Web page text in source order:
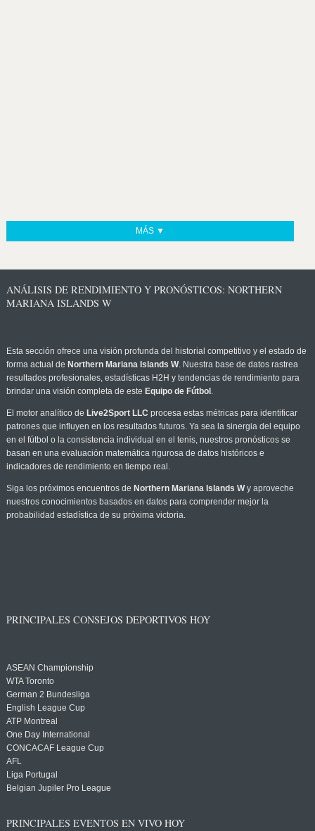
MÁS ▼
ANÁLISIS DE RENDIMIENTO Y PRONÓSTICOS: NORTHERN
MARIANA ISLANDS W
Esta sección ofrece una visión profunda del historial competitivo y el estado de
forma actual de Northern Mariana Islands W. Nuestra base de datos rastrea
resultados profesionales, estadísticas H2H y tendencias de rendimiento para
brindar una visión completa de este Equipo de Fútbol .
El motor analítico de Live2Sport LLC procesa estas métricas para identificar
patrones que influyen en los resultados futuros. Ya sea la sinergia del equipo
en el fútbol o la consistencia individual en el tenis, nuestros pronósticos se
basan en una evaluación matemática rigurosa de datos históricos e
indicadores de rendimiento en tiempo real.
Siga los próximos encuentros de Northern Mariana Islands Wy aproveche
nuestros conocimientos basados en datos para comprender mejor la
probabilidad estadística de su próxima victoria.
PRINCIPALES CONSEJOS DEPORTIVOS HOY
ASEAN Championship
WTA Toronto
German 2 Bundesliga
English League Cup
ATP Montreal
One Day International
CONCACAF League Cup
AFL
Liga Portugal
Belgian Jupiler Pro League
PRINCIPALES EVENTOS EN VIVO HOY